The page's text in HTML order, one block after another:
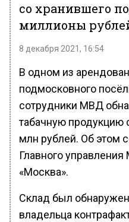
со хранившего
миллионы
8 декабря 2021, 16:54
В одном из
подмосковного
сотрудники МВД
табачную продукцию
млн рублей. Об этом
Главного
«Москва».
Склад был
владельца